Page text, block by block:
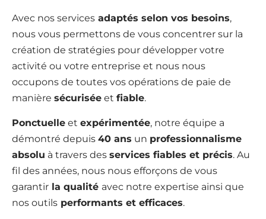
Avec nos services adaptés selon vos besoins,
nous vous permettons de vous concentrer sur la
création de stratégies pour développer votre
activité ou votre entreprise et nous nous
occupons de toutes vos opérations de paie de
manière sécurisée et fiable.
Ponctuelle et expérimentée, notre équipe a
démontré depuis 40 ans un professionnalisme
absolu à travers des services fiables et précis. Au
fil des années, nous nous efforçons de vous
garantir la qualité avec notre expertise ainsi que
nos outils performants et efficaces.